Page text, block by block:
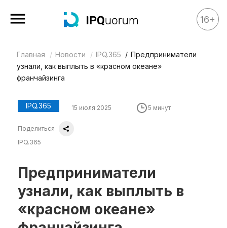
Все материалы
Аналитика
Legal review
События
IPQ.365
IP Stories
Квиз
О нас
Календарь
16+
Главная Новости IPQ.365
Предприниматели
узнали, как выплыть в «красном океане»
франчайзинга
IPQ.365 15 июля 2025 5 минут
Поделиться
IPQ.365
Предприниматели
узнали, как выплыть в
«красном океане»